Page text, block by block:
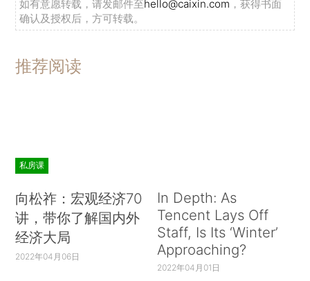
如有意愿转载，请发邮件至hello@caixin.com ，获得书面
确认及授权后，方可转载。
推荐阅读
私房课
向松祚：宏观经济70
讲，带你了解国内外
经济大局
2022年04月06日
In Depth: As
Tencent Lays Off
Staff, Is Its ‘Winter’
Approaching?
2022年04月01日